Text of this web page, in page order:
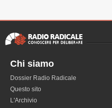
Chi siamo
Dossier Radio Radicale
Questo sito
L'Archivio